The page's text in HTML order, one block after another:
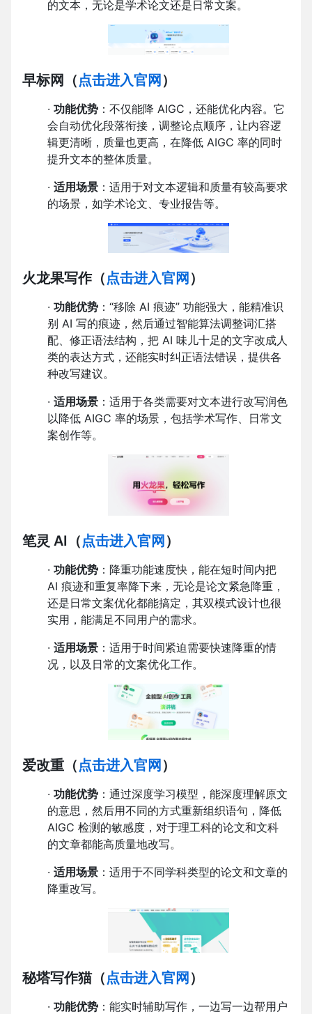
的文本，无论是学术论文还是日常文案。
早标网 （点击进入官网 ）
· 功能优势 ：不仅能降 AIGC，还能优化内容。它
会自动优化段落衔接，调整论点顺序，让内容逻
辑更清晰，质量也更高，在降低 AIGC 率的同时
提升文本的整体质量。
· 适用场景 ：适用于对文本逻辑和质量有较高要求
的场景，如学术论文、专业报告等。
火龙果写作（点击进入官网 ）
· 功能优势 ：“移除 AI 痕迹” 功能强大，能精准识
别 AI 写的痕迹，然后通过智能算法调整词汇搭
配、修正语法结构，把 AI 味儿十足的文字改成人
类的表达方式，还能实时纠正语法错误，提供各
种改写建议。
· 适用场景 ：适用于各类需要对文本进行改写润色
以降低 AIGC 率的场景，包括学术写作、日常文
案创作等。
笔灵 AI （点击进入官网 ）
· 功能优势 ：降重功能速度快，能在短时间内把
AI 痕迹和重复率降下来，无论是论文紧急降重，
还是日常文案优化都能搞定，其双模式设计也很
实用，能满足不同用户的需求。
· 适用场景 ：适用于时间紧迫需要快速降重的情
况，以及日常的文案优化工作。
爱改重 （点击进入官网 ）
· 功能优势 ：通过深度学习模型，能深度理解原文
的意思，然后用不同的方式重新组织语句，降低
AIGC 检测的敏感度，对于理工科的论文和文科
的文章都能高质量地改写。
· 适用场景 ：适用于不同学科类型的论文和文章的
降重改写。
秘塔写作猫（点击进入官网 ）
· 功能优势 ：能实时辅助写作，一边写一边帮用户